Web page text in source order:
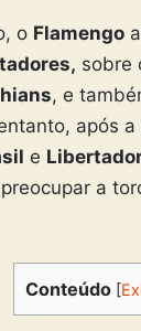
o Flamengo
sobre
, e
após
e
a
Conteúdo [